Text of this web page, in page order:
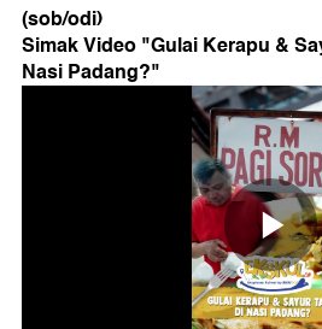
(sob/odi)
Simak Video "Gulai Kerapu &
Nasi Padang?"